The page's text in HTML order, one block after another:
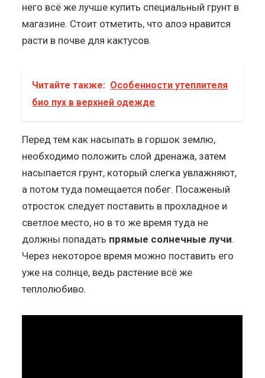
него всё же лучше купить специальный грунт в
магазине. Стоит отметить, что алоэ нравится
расти в почве для кактусов.
Читайте также: Особенности утеплителя
био пух в верхней одежде
Перед тем как насыпать в горшок землю,
необходимо положить слой дренажа, затем
насыпается грунт, который слегка увлажняют,
а потом туда помещается побег. Посаженый
отросток следует поставить в прохладное и
светлое место, но в то же время туда не
должны попадать прямые солнечные лучи.
Через некоторое время можно поставить его
уже на солнце, ведь растение всё же
теплолюбиво.